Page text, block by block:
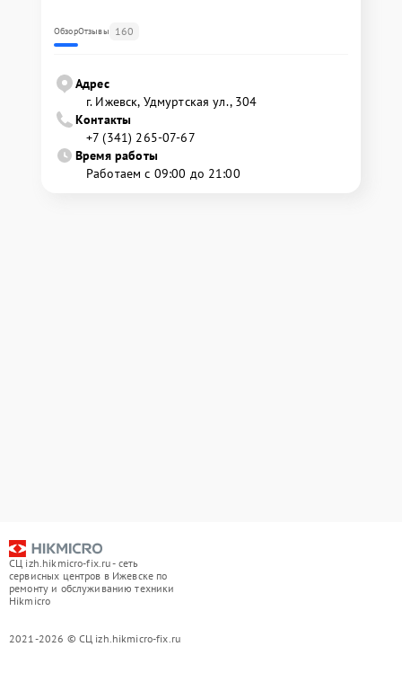
ОбзорОтзывы 160
Адрес
г. Ижевск, Удмуртская ул., 304
Контакты
+7 (341) 265-07-67
Время работы
Работаем с 09:00 до 21:00
СЦ izh.hikmicro-fix.ru - сеть
сервисных центров в Ижевске по
ремонту и обслуживанию техники
Hikmicro
2021-2026 © СЦ izh.hikmicro-fix.ru